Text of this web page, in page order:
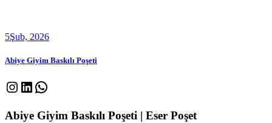
5Şub, 2026
Abiye Giyim Baskılı Poşeti
Instagram
LinkedIn
WhatsApp
Abiye Giyim Baskılı Poşeti | Eser Poşet